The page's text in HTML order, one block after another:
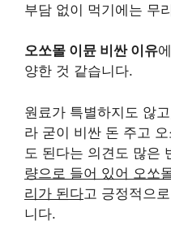
부담 없이 먹기에는 무
오쏘몰 이뮨 비싼 이유
양한 것 같습니다.
원료가 특별하지도 않
라 굳이 비싼 돈 주고
도 된다는 의견도 많은
량으로 들어 있어 오쏘
리가 된다고 긍정적으
니다.